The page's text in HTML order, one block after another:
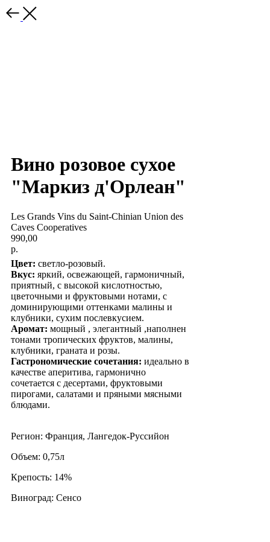
Вино розовое сухое
"Маркиз д'Орлеан"
Les Grands Vins du Saint-Chinian Union des
Caves Cooperatives
990,00
р.
Цвет: светло-розовый.
Вкус: яркий, освежающей, гармоничный,
приятный, с высокой кислотностью,
цветочными и фруктовыми нотами, с
доминирующими оттенками малины и
клубники, сухим послевкусием.
Аромат: мощный , элегантный ,наполнен
тонами тропических фруктов, малины,
клубники, граната и розы.
Гастрономические сочетания: идеально в
качестве аперитива, гармонично
сочетается с десертами, фруктовыми
пирогами, салатами и пряными мясными
блюдами.
Регион: Франция, Лангедок-Руссийон
Объем: 0,75л
Крепость: 14%
Виноград: Сенсо